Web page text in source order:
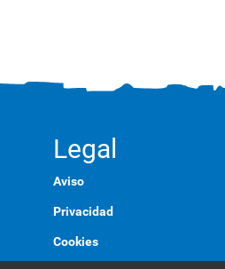
Legal
Aviso
Privacidad
Cookies